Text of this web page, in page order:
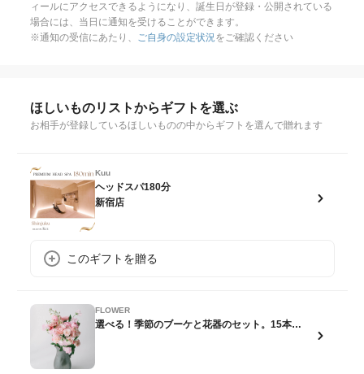
ィールにアクセスできるようになり、誕生日が登録・公開されている
場合には、当日に通知を受けることができます。
※通知の受信にあたり、
ご自身の設定状況をご確認ください
ほしいものリストからギフトを選ぶ
お相手が登録しているほしいものの中からギフトを選んで贈れます
Kuu
ヘッドスパ180分
新宿店
このギフトを贈る
FLOWER
選べる！季節のブーケと花器のセット。15本以上入りのお得なブーケから、希少なお花を花器と合わせてお届け。